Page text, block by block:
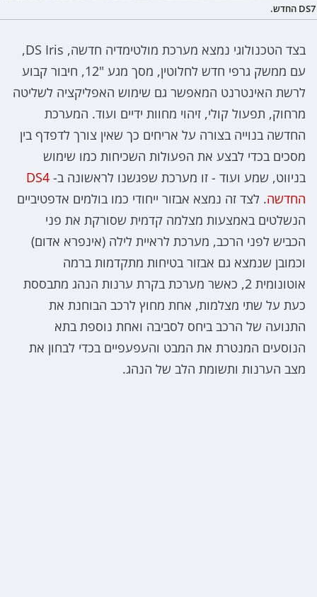
DS7 החדש.
בצד הטכנולוגי נמצא מערכת מולטימדיה חדשה, DS Iris,
עם ממשק גרפי חדש לחלוטין, מסך מגע "12, חיבור קבוע
לרשת האינטרנט המאפשר גם שימוש האפליקציה לשליטה
מרחוק, תפעול קולי, זיהוי מחוות ידיים ועוד. המערכת
החדשה בנוייה בצורה על אריחים כך שאין צורך לדפדף בין
מסכים בכדי לבצע את הפעולות השכיחות כמו שימוש
בניווט, שמע ועוד - זו מערכת שפגשנו לראשונה ב- DS4
החדשה. לצד זה נמצא אבזור ייחודי כמו בולמים אדפטיביים
הנשלטים באמצעות מצלמה קדמית שסורקת את פני
הכביש לפני הרכב, מערכת לראיית לילה (אינפרא אדום)
וכמובן שנמצא גם אבזור בטיחות מתקדמות ברמה
אוטונומית 2, כאשר מערכת בקרת ערנות הנהג מתבססת
כעת על שתי מצלמות, אחת מחוץ לרכב הבוחנת את
התנועה של הרכב ביחס לסביבה ואחת נוספת בתא
הנוסעים המנטרת את המבט והעפעפיים בכדי לבחון את
מצב הערנות ותשומת הלב של הנהג.